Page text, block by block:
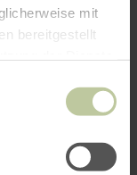
mit
bereitgestellt